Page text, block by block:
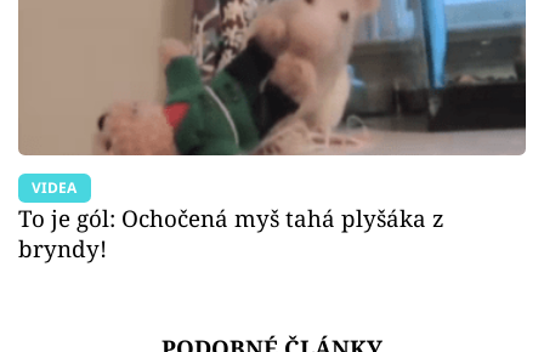
VIDEA
To je gól: Ochočená myš tahá plyšáka z
bryndy!